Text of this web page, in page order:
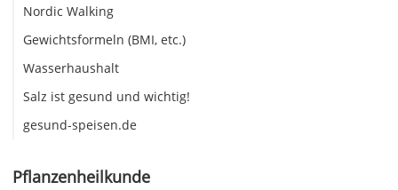
Nordic Walking
Gewichtsformeln (BMI, etc.)
Wasserhaushalt
Salz ist gesund und wichtig!
gesund-speisen.de
Pflanzenheilkunde